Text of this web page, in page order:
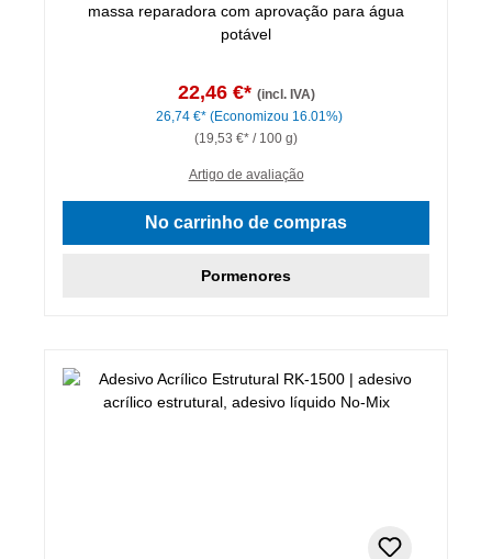
massa reparadora com aprovação para água
potável
22,46 €* (incl. IVA)
26,74 €* (Economizou 16.01%)
(19,53 €* / 100 g)
Artigo de avaliação
No carrinho de compras
Pormenores